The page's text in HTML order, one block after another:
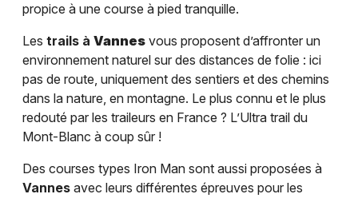
propice à une course à pied tranquille.
Les trails à Vannes vous proposent d’affronter un
environnement naturel sur des distances de folie : ici
pas de route, uniquement des sentiers et des chemins
dans la nature, en montagne. Le plus connu et le plus
redouté par les traileurs en France ? L’Ultra trail du
Mont-Blanc à coup sûr !
Des courses types Iron Man sont aussi proposées à
Vannes avec leurs différentes épreuves pour les